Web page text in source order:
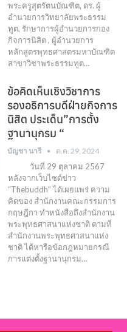
พระครูสุตรัตนบัณฑิต, ดร. ผู้
อำนวยการวิทยาลัยพระธรรม
ทูต, รักษาการผู้อำนวยการกอง
กิจการนิสิต , ผู้อำนวยการ
หลักสูตรพุทธศาสตรมหาบัณฑิต
สาขาวิชาพระธรรมทูต…
ข้อคิดเห็นเชิงวิชาการ
รองอธิการบดีฝ่ายกิจการ
นิสิต ประเด็น”การตั้ง
ฐานานุกรม “
บัญชา นารี ต.ค. 29, 2024
วันที่ 29 ตุลาคม 2567
หลังจากเว็บไซต์ข่าว
“Thebuddh” ได้เผยแพร่ ความ
คิดของ สำนักงานคณะกรรมการ
กฤษฎีกา ทำหนังสือถึงสำนักงาน
พระพุทธศาสนาแห่งชาติ ตามที่
สำนักงานพระพุทธศาสนาแห่ง
ชาติ ได้หารือข้อกฎหมายกรณี
การแต่งตั้งฐานานุกรม…